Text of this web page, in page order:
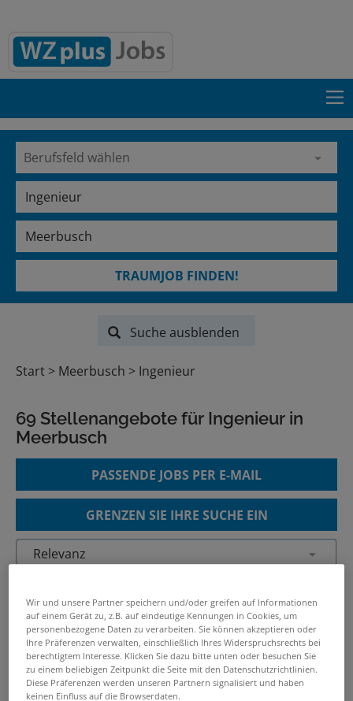
TRAUMJOB FINDEN!
Suche ausblenden
Start Meerbusch Ingenieur
69 Stellenangebote für Ingenieur in
Meerbusch
PASSENDE JOBS PER E-MAIL
GRENZEN SIE IHRE SUCHE EIN
(w/m/d)
06.08.2026 /Hüttenwerke Krupp Mannesmann
GmbH/ Duisburg
Ingenieur Maschinenbau
Wir und unsere Partner speichern und/oder greifen auf Informationen
auf einem Gerät zu, z.B. auf eindeutige Kennungen in Cookies, um
personenbezogene Daten zu verarbeiten. Sie können akzeptieren oder
Ihre Präferenzen verwalten, einschließlich Ihres Widerspruchsrechts bei
berechtigtem Interesse. Klicken Sie dazu bitte unten oder besuchen Sie
zu einem beliebigen Zeitpunkt die Seite mit den Datenschutzrichtlinien.
Diese Präferenzen werden unseren Partnern signalisiert und haben
keinen Einfluss auf die Browserdaten.